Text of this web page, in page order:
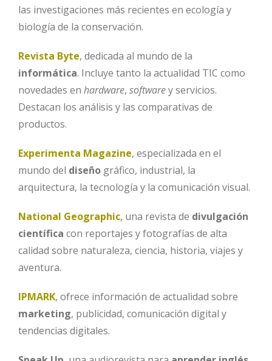
las investigaciones más recientes en ecología y
biología de la conservación.
Revista Byte, dedicada al mundo de la
informática. Incluye tanto la actualidad TIC como
novedades en hardware, softwarey servicios.
Destacan los análisis y las comparativas de
productos.
Experimenta Magazine, especializada en el
mundo del diseño gráfico, industrial, la
arquitectura, la tecnología y la comunicación visual.
National Geographic, una revista de divulgación
científica con reportajes y fotografías de alta
calidad sobre naturaleza, ciencia, historia, viajes y
aventura.
IPMARK, ofrece información de actualidad sobre
marketing, publicidad, comunicación digital y
tendencias digitales.